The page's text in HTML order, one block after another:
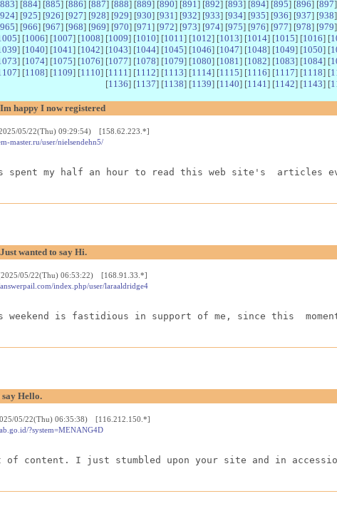
883] [884] [885] [886] [887] [888] [889] [890] [891 ] [892] [893] [894] [895] [896] [897
924] [925] [926] [927] [928] [929] [930] [931 ] [932] [933] [934] [935] [936] [937] [938
965] [966] [967] [968] [969] [970] [971 ] [972] [973] [974] [975] [976] [977] [978] [979
] [1006] [1007] [1008] [1009] [1010] [1011 ] [1012] [1013] [1014] [1015] [1016] [
] [1040] [1041 ] [1042] [1043] [1044] [1045] [1046] [1047] [1048] [1049] [1050] [
] [1074] [1075] [1076] [1077] [1078] [1079] [1080] [1081 ] [1082] [1083] [1084] [
] [1108] [1109] [1110] [1111 ] [1112] [1113] [1114] [1115] [1116] [1117] [1118] [
[1136] [1137] [1138] [1139] [1140] [1141 ] [1142] [1143] [
Im happy I now registered
05/22(Thu) 09:29:54) [158.62.223.*]
master.ru/user/nielsendehn5/
spent my half an hour to read this web site's  articles
Just wanted to say Hi.
05/22(Thu) 06:53:22) [168.91.33.*]
index.php/user/laraaldridge4
is fastidious in support of me, since this
say Hello.
05/22(Thu) 06:35:38) [116.212.150.*]
?system=MENANG4D
of content. I just stumbled upon your site and in